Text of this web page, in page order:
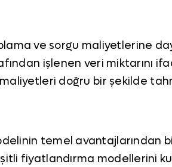
ve sorgu maliyetlerine
işlenen veri miktarını
doğru bir şekilde
temel avantajlarından
fiyatlandırma modellerini